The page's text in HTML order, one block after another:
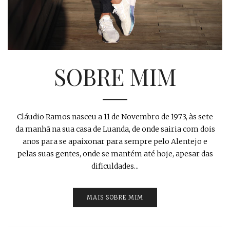
SOBRE MIM
Cláudio Ramos nasceu a 11 de Novembro de 1973, às sete
da manhã na sua casa de Luanda, de onde sairia com dois
anos para se apaixonar para sempre pelo Alentejo e
pelas suas gentes, onde se mantém até hoje, apesar das
dificuldades...
MAIS SOBRE MIM